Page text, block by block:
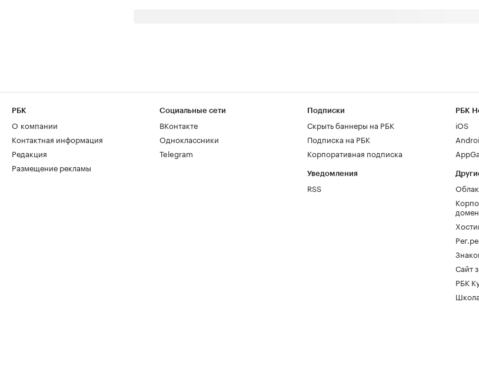
РБК
О компании
Контактная информация
Редакция
Размещение рекламы
Социальные сети
ВКонтакте
Одноклассники
Telegram
Подписки
Скрыть баннеры на РБК
Подписка на РБК
Корпоративная подписка
Уведомления
RSS
РБК
iOS
Сайт
РБК